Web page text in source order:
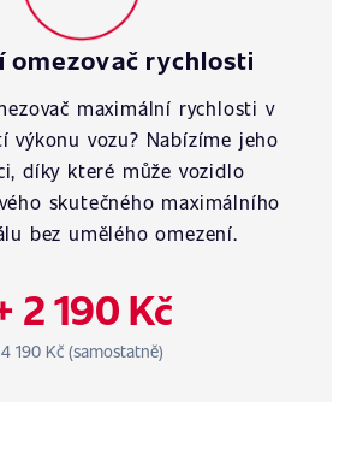
omezovač rychlosti
maximální rychlosti v
výkonu vozu? Nabízíme jeho
díky které může vozidlo
skutečného maximálního
bez umělého omezení.
2 190 Kč
4 190 Kč (samostatně)